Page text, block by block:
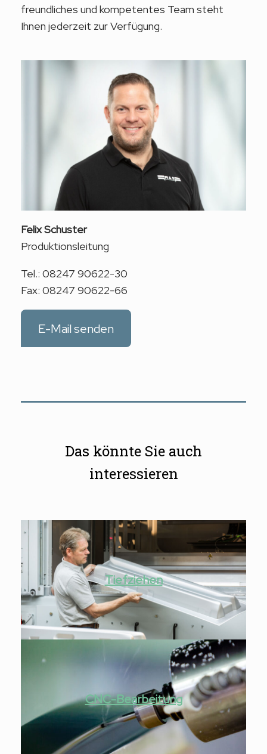
freundliches und kompetentes Team steht
Ihnen jederzeit zur Verfügung.
Felix Schuster
Produktionsleitung
Tel.: 08247 90622-30
Fax: 08247 90622-66
E-Mail senden
Das könnte Sie auch
interessieren
Tiefziehen
CNC-Bearbeitung